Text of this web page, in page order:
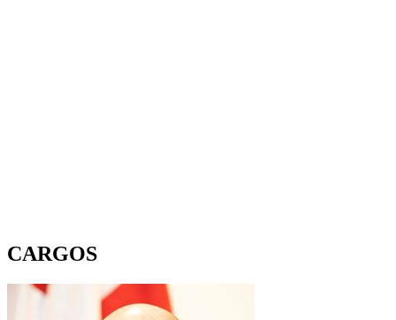
CARGOS